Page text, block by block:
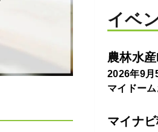
イベ
農林水
2026年9月
マイドー
マイナ